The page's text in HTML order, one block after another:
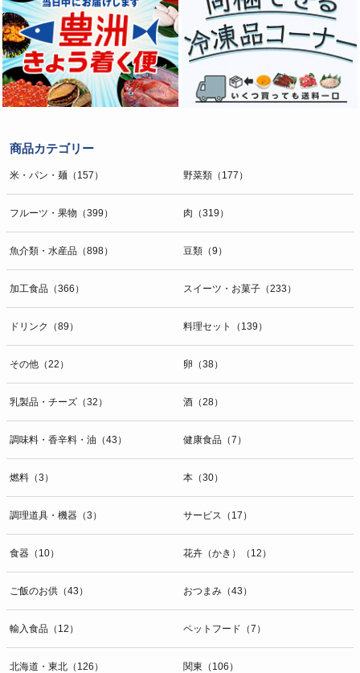
商品カテゴリー
米・パン・麺（157） 野菜類（177）
フルーツ・果物（399） 肉（319）
魚介類・水産品（898） 豆類（9）
加工食品（366） スイーツ・お菓子（233）
ドリンク（89） 料理セット（139）
その他（22） 卵（38）
乳製品・チーズ（32） 酒（28）
調味料・香辛料・油（43） 健康食品（7）
燃料（3） 本（30）
調理道具・機器（3） サービス（17）
食器（10） 花卉（かき）（12）
ご飯のお供（43） おつまみ（43）
輸入食品（12） ペットフード（7）
北海道・東北（126） 関東（106）